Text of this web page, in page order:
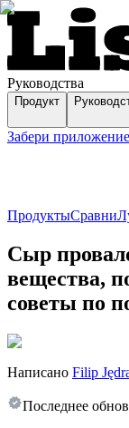
Руководства
Продукт
Забери приложение
ПродуктыСравни
Сыр
вещества,
советы по
Написано Filip
Последнее